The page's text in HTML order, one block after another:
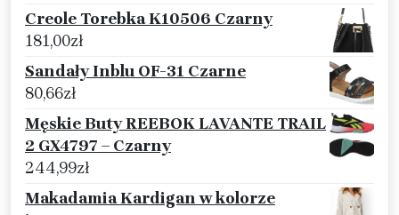
Creole Torebka K10506 Czarny
181,00zł
Sandały Inblu OF-31 Czarne
80,66zł
Męskie Buty REEBOK LAVANTE TRAIL
2 GX4797 – Czarny
244,99zł
Makadamia Kardigan w kolorze